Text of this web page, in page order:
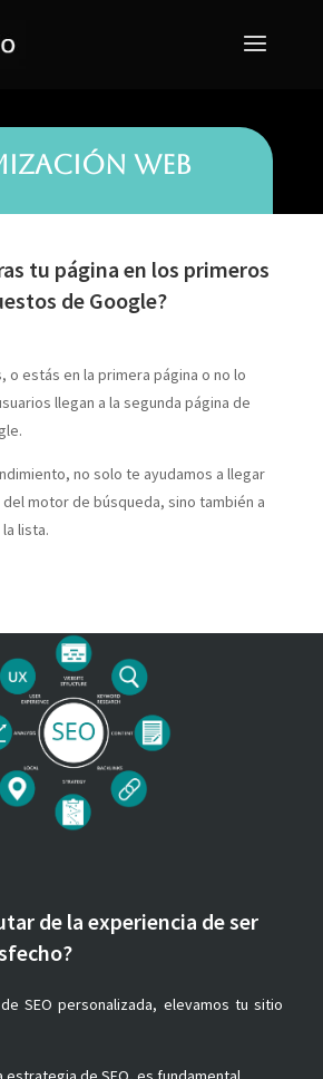
web
tu página en los primeros
de Google?
o estás en la primera página o no lo
llegan a la segunda página de
no solo te ayudamos a llegar
del motor de búsqueda, sino también a
lista.
de la experiencia de ser
SEO personalizada, elevamos tu sitio